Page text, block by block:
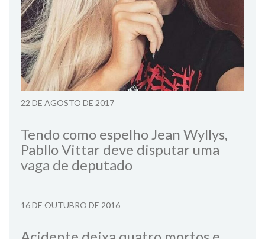
22 DE AGOSTO DE 2017
Tendo como espelho Jean Wyllys,
Pabllo Vittar deve disputar uma
vaga de deputado
16 DE OUTUBRO DE 2016